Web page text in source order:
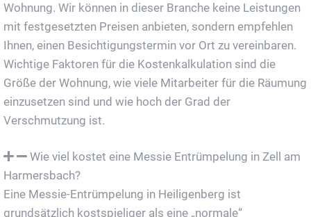
Wohnung. Wir können in dieser Branche keine Leistungen
mit festgesetzten Preisen anbieten, sondern empfehlen
Ihnen, einen Besichtigungstermin vor Ort zu vereinbaren.
Wichtige Faktoren für die Kostenkalkulation sind die
Größe der Wohnung, wie viele Mitarbeiter für die Räumung
einzusetzen sind und wie hoch der Grad der
Verschmutzung ist.
Wie viel kostet eine Messie Entrümpelung in Zell am
Harmersbach?
Eine Messie-Entrümpelung in Heiligenberg ist
grundsätzlich kostspieliger als eine „normale“